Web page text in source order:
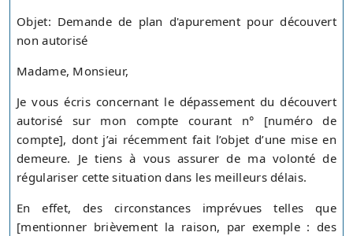
Objet: Demande de plan d'apurement pour découvert
non autorisé
Madame, Monsieur,
Je vous écris concernant le dépassement du découvert
autorisé sur mon compte courant n° [numéro de
compte], dont j’ai récemment fait l’objet d’une mise en
demeure. Je tiens à vous assurer de ma volonté de
régulariser cette situation dans les meilleurs délais.
En effet, des circonstances imprévues telles que
[mentionner brièvement la raison, par exemple : des